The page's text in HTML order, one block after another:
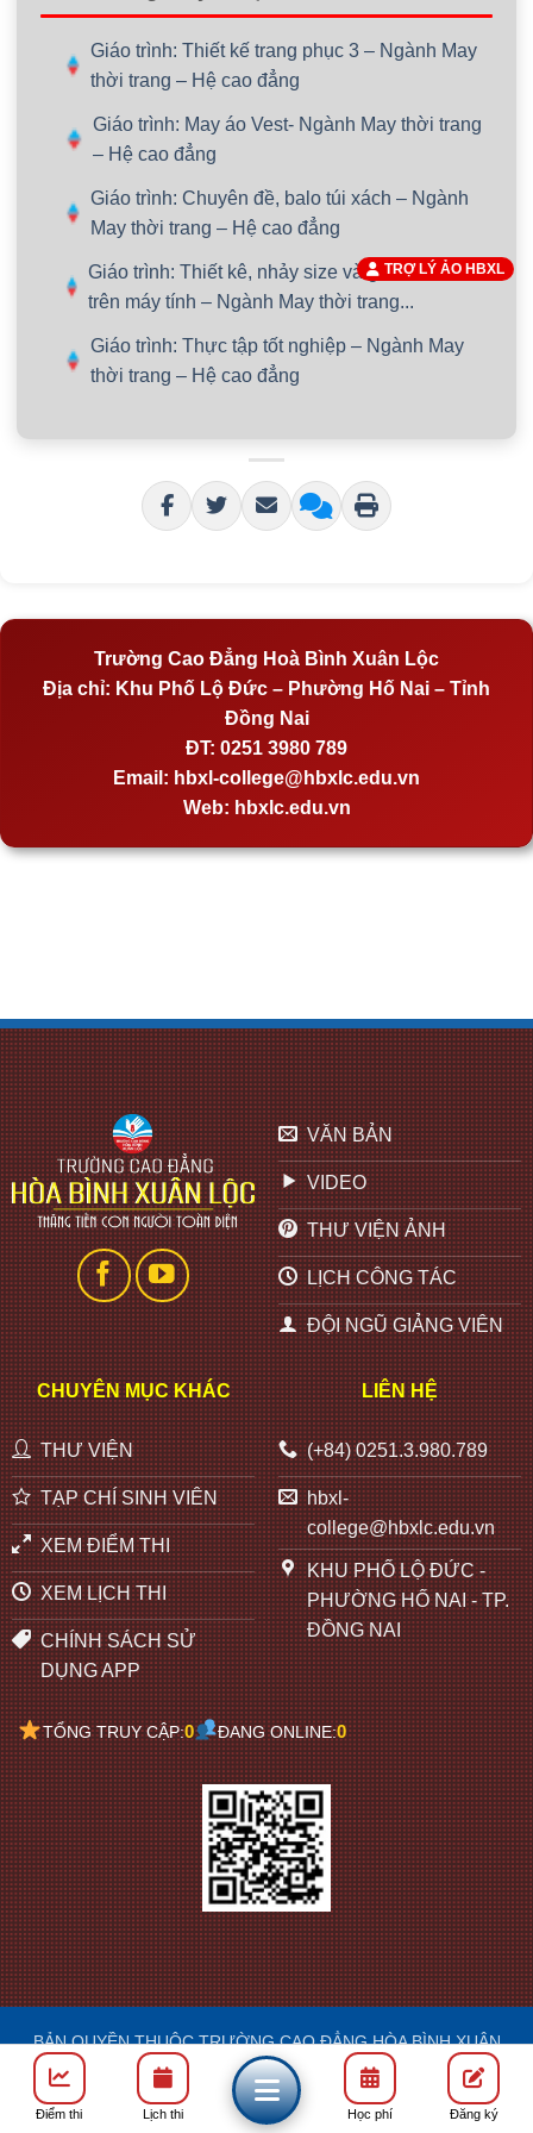
Giáo trình: Thiết kế trang phục 3 – Ngành May
thời trang – Hệ cao đẳng
Giáo trình: May áo Vest- Ngành May thời trang
– Hệ cao đẳng
Giáo trình: Chuyên đề, balo túi xách – Ngành
May thời trang – Hệ cao đẳng
Giáo trình: Thiết kê, nhảy size và giác sơ đồ
trên máy tính – Ngành May thời trang...
Giáo trình: Thực tập tốt nghiệp – Ngành May
thời trang – Hệ cao đẳng
Trường Cao Đẳng Hoà Bình Xuân Lộc
Địa chỉ: Khu Phố Lộ Đức – Phường Hố Nai – Tỉnh
Đồng Nai
ĐT: 0251 3980 789
Email: hbxl-college@hbxlc.edu.vn
Web: hbxlc.edu.vn
VĂN BẢN
VIDEO
THƯ VIỆN ẢNH
LỊCH CÔNG TÁC
ĐỘI NGŨ GIẢNG VIÊN
CHUYÊN MỤC KHÁC
THƯ VIỆN
TẠP CHÍ SINH VIÊN
XEM ĐIỂM THI
XEM LỊCH THI
CHÍNH SÁCH SỬ
DỤNG APP
LIÊN HỆ
(+84) 0251.3.980.789
hbxl-
college@hbxlc.edu.vn
KHU PHỐ LỘ ĐỨC -
PHƯỜNG HỐ NAI - TP.
ĐỒNG NAI
TỔNG TRUY CẬP:0 ĐANG ONLINE:0
BẢN QUYỀN THUỘC TRƯỜNG CAO ĐẲNG HÒA BÌNH XUÂN
LỘC
DESIGN: FRANCIS
Điểm thi Lịch thi Học phí Đăng ký
TRỢ LÝ ẢO HBXL